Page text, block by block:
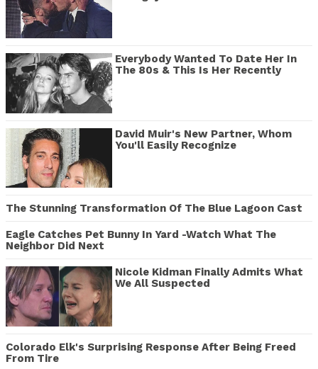
Everybody Wanted To Date Her In
The 80s & This Is Her Recently
David Muir's New Partner, Whom
You'll Easily Recognize
The Stunning Transformation Of The Blue Lagoon Cast
Eagle Catches Pet Bunny In Yard -Watch What The
Neighbor Did Next
Nicole Kidman Finally Admits What
We All Suspected
Colorado Elk's Surprising Response After Being Freed
From Tire